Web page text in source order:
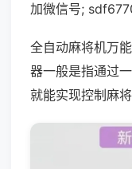
加微信号;
全自动麻将机万
器一般是指通过
就能实现控制麻